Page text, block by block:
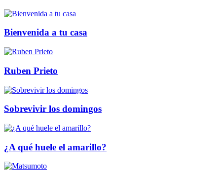
Bienvenida a tu casa
Ruben Prieto
Sobrevivir los domingos
¿A qué huele el amarillo?